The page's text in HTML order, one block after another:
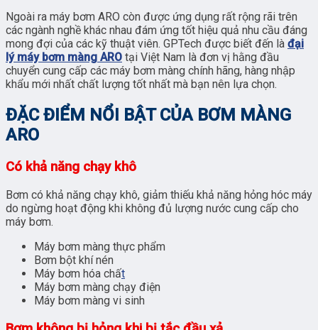
Ngoài ra máy bơm ARO còn được ứng dụng rất rộng rãi trên
các ngành nghề khác nhau đám ứng tốt hiệu quả nhu cầu đáng
mong đợi của các kỹ thuật viên. GPTech được biết đến là đại
lý máy bơm màng ARO tại Việt Nam là đơn vị hằng đầu
chuyển cung cấp các máy bơm màng chính hãng, hàng nhập
khẩu mới nhất chất lượng tốt nhất mà bạn nên lựa chọn.
ĐẶC ĐIỂM NỔI BẬT CỦA BƠM MÀNG
ARO
Có khả năng chạy khô
Bơm có khả năng chạy khô, giảm thiếu khả năng hỏng hóc máy
do ngừng hoạt động khi không đủ lượng nước cung cấp cho
máy bơm.
Máy bơm màng thực phẩm
Bơm bột khí nén
Máy bơm hóa chất
Máy bơm màng chạy điện
Máy bơm màng vi sinh